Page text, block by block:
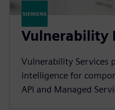
Vulnerability
Vulnerability Services
intelligence for
API and Managed